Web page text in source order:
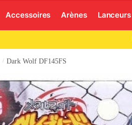
Accessoires Arènes Lanceurs
/ Dark Wolf DF145FS